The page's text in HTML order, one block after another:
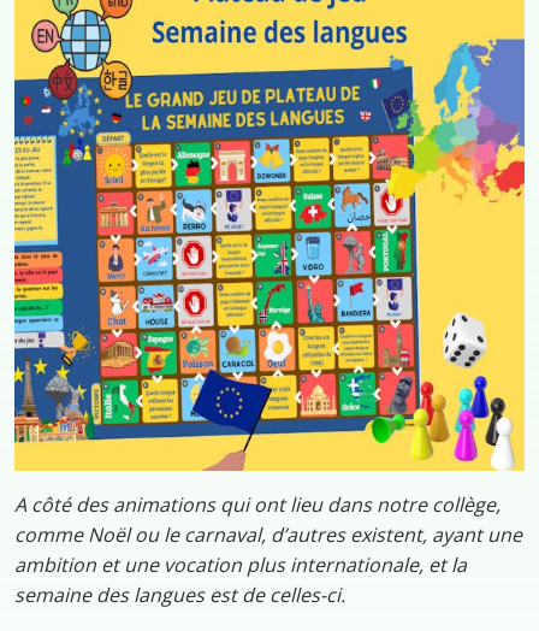
A côté des animations qui ont lieu dans notre collège,
comme Noël ou le carnaval, d’autres existent, ayant une
ambition et une vocation plus internationale, et la
semaine des langues est de celles-ci.